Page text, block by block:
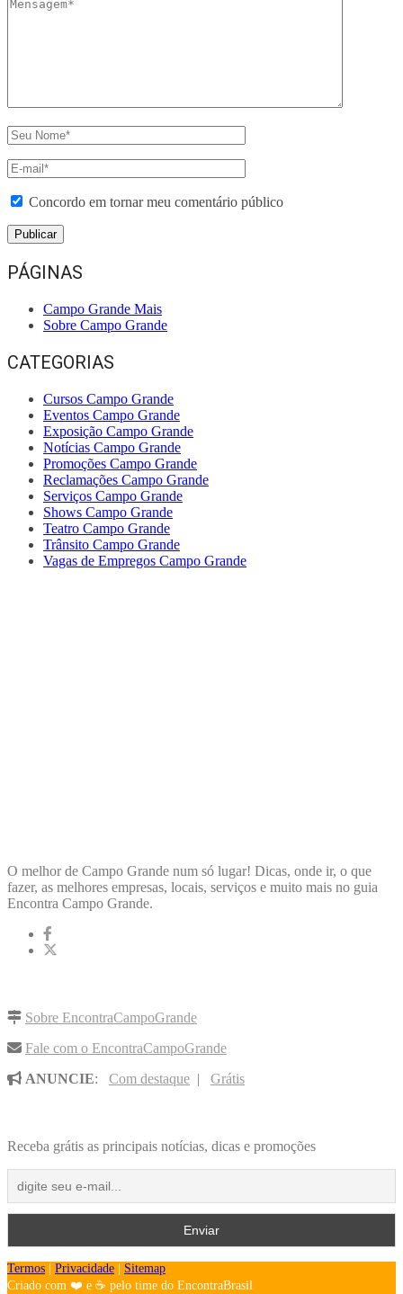
Concordo em tornar meu comentário público
PÁGINAS
Campo Grande Mais
Sobre Campo Grande
CATEGORIAS
Cursos Campo Grande
Eventos Campo Grande
Exposição Campo Grande
Notícias Campo Grande
Promoções Campo Grande
Reclamações Campo Grande
Serviços Campo Grande
Shows Campo Grande
Teatro Campo Grande
Trânsito Campo Grande
Vagas de Empregos Campo Grande
O melhor de Campo Grande num só lugar! Dicas, onde ir, o que
fazer, as melhores empresas, locais, serviços e muito mais no guia
Encontra Campo Grande.
Sobre EncontraCampoGrande
Fale com o EncontraCampoGrande
ANUNCIE: Com destaque | Grátis
Receba grátis as principais notícias, dicas e promoções
Termos Privacidade
Sitemap
Criado com ❤️ e ☕ pelo time do EncontraBrasil